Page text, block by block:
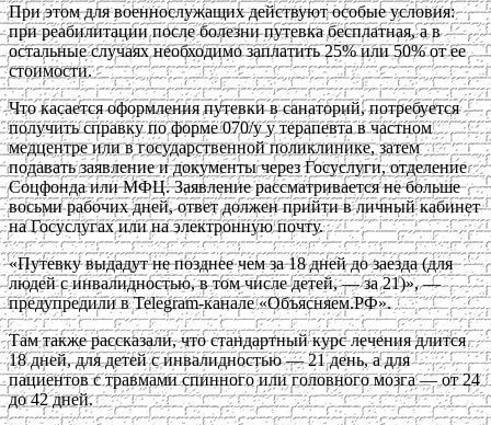
При этом для военнослужащих действуют особые условия:
при реабилитации после болезни путевка бесплатная, а в
остальные случаях необходимо заплатить 25% или 50% от ее
стоимости.
Что касается оформления путевки в санаторий, потребуется
получить справку по форме 070/у у терапевта в частном
медцентре или в государственной поликлинике, затем
подавать заявление и документы через Госуслуги, отделение
Соцфонда или МФЦ. Заявление рассматривается не больше
восьми рабочих дней, ответ должен прийти в личный кабинет
на Госуслугах или на электронную почту.
«Путевку выдадут не позднее чем за 18 дней до заезда (для
людей с инвалидностью, в том числе детей, — за 21)», —
предупредили в Telegram-канале «Объясняем.РФ».
Там также рассказали, что стандартный курс лечения длится
18 дней, для детей с инвалидностью — 21 день, а для
пациентов с травмами спинного или головного мозга — от 24
до 42 дней.